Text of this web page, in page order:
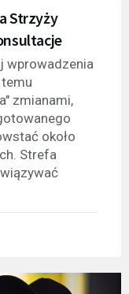
Strzyży
wprowadzenia
zmianami,
około
Strefa